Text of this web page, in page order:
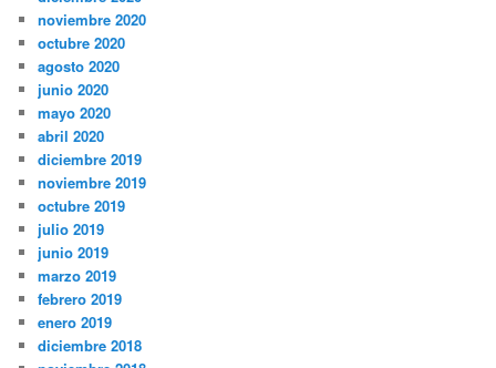
noviembre 2020
octubre 2020
agosto 2020
junio 2020
mayo 2020
abril 2020
diciembre 2019
noviembre 2019
octubre 2019
julio 2019
junio 2019
marzo 2019
febrero 2019
enero 2019
diciembre 2018